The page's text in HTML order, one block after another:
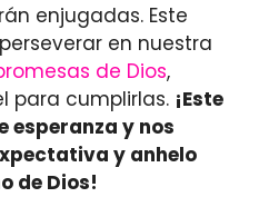
enjugadas. Este
en nuestra
de Dios,
para cumplirlas. ¡Este
esperanza y nos
y anhelo
de Dios!